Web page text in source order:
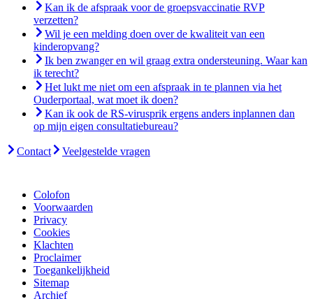
Kan ik de afspraak voor de groepsvaccinatie RVP
verzetten?
Wil je een melding doen over de kwaliteit van een
kinderopvang?
Ik ben zwanger en wil graag extra ondersteuning. Waar kan
ik terecht?
Het lukt me niet om een afspraak in te plannen via het
Ouderportaal, wat moet ik doen?
Kan ik ook de RS-virusprik ergens anders inplannen dan
op mijn eigen consultatiebureau?
Contact Veelgestelde vragen
Colofon
Voorwaarden
Privacy
Cookies
Klachten
Proclaimer
Toegankelijkheid
Sitemap
Archief